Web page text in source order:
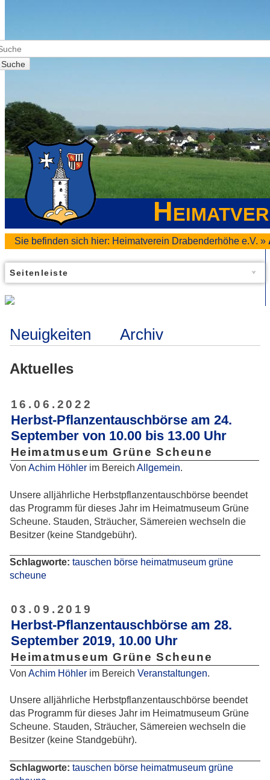
Suche
Sie befinden sich hier: Heimatverein Drabenderhöhe e.V. »
Seitenleiste
Neuigkeiten Archiv
Aktuelles
16.06.2022
Herbst-Pflanzentauschbörse am 24.
September von 10.00 bis 13.00 Uhr
Heimatmuseum Grüne Scheune
Von Achim Höhler im Bereich Allgemein.
Unsere alljährliche Herbstpflanzentauschbörse beendet
das Programm für dieses Jahr im Heimatmuseum Grüne
Scheune. Stauden, Sträucher, Sämereien wechseln die
Besitzer (keine Standgebühr).
Schlagworte: tauschen börse heimatmuseum grüne
scheune
03.09.2019
Herbst-Pflanzentauschbörse am 28.
September 2019, 10.00 Uhr
Heimatmuseum Grüne Scheune
Von Achim Höhler im Bereich Veranstaltungen.
Unsere alljährliche Herbstpflanzentauschbörse beendet
das Programm für dieses Jahr im Heimatmuseum Grüne
Scheune. Stauden, Sträucher, Sämereien wechseln die
Besitzer (keine Standgebühr).
Schlagworte: tauschen börse heimatmuseum grüne